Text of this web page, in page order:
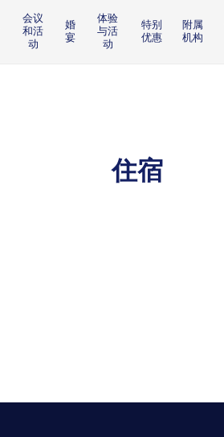
会议
和活
动
婚
宴
体验
与活
动
特别
优惠
附属
机构
住宿